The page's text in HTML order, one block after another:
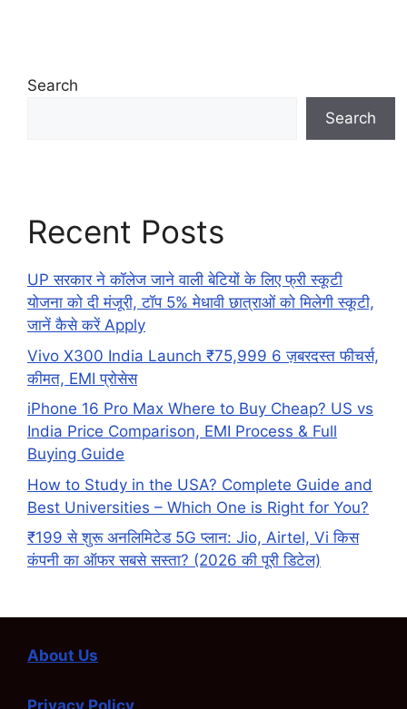
Search
Search
Recent Posts
UP सरकार ने कॉलेज जाने वाली बेटियों के लिए फ्री स्कूटी
योजना को दी मंजूरी, टॉप 5% मेधावी छात्राओं को मिलेगी स्कूटी,
जानें कैसे करें Apply
Vivo X300 India Launch ₹75,999 6 ज़बरदस्त फीचर्स,
कीमत, EMI प्रोसेस
iPhone 16 Pro Max Where to Buy Cheap? US vs
India Price Comparison, EMI Process & Full
Buying Guide
How to Study in the USA? Complete Guide and
Best Universities – Which One is Right for You?
₹199 से शुरू अनलिमिटेड 5G प्लान: Jio, Airtel, Vi किस
कंपनी का ऑफर सबसे सस्ता? (2026 की पूरी डिटेल)
About Us